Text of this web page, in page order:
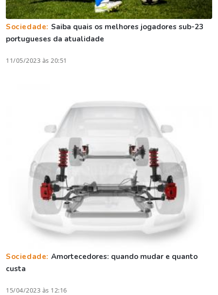
Sociedade: Saiba quais os melhores jogadores sub-23
portugueses da atualidade
11/05/2023 às 20:51
Sociedade: Amortecedores: quando mudar e quanto
custa
15/04/2023 às 12:16